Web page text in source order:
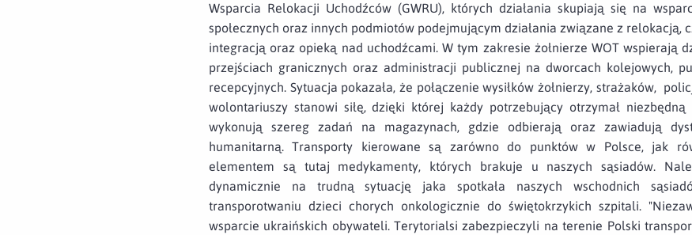
Wsparcia Relokacji Uchodźców (GWRU), których działania skupiają się na
społecznych oraz innych podmiotów podejmującym działania związane z relokacją,
integracją oraz opieką nad uchodźcami. W tym zakresie żołnierze WOT wspierają
przejściach granicznych oraz administracji publicznej na dworcach kolejowych,
recepcyjnych. Sytuacja pokazała, że połączenie wysiłków żołnierzy, strażaków,
wolontariuszy stanowi siłę, dzięki której każdy potrzebujący otrzymał
wykonują szereg zadań na magazynach, gdzie odbierają oraz zawiadują
humanitarną. Transporty kierowane są zarówno do punktów w Polsce, jak
elementem są tutaj medykamenty, których brakuje u naszych sąsiadów.
dynamicznie na trudną sytuację jaka spotkała naszych wschodnich
transporotwaniu dzieci chorych onkologicznie do świętokrzykich szpitali.
wsparcie ukraińskich obywateli. Terytorialsi zabezpieczyli na terenie Polski